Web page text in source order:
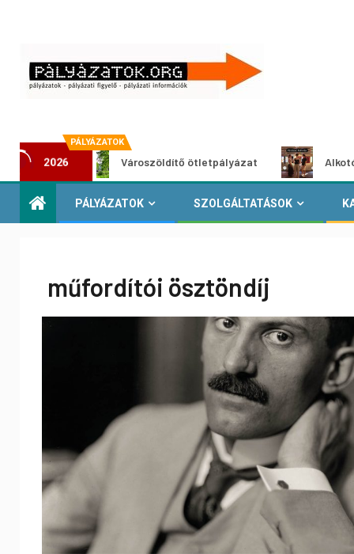
PÁLYÁZATOK
2026Városzöldítő ötletpályázat Alkotói
PÁLYÁZATOK SZOLGÁLTATÁSOK
műfordítói ösztöndíj